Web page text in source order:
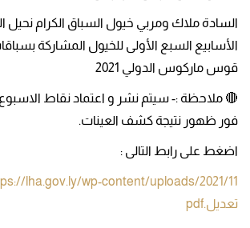
السادة ملاك ومربي خيول السباق الكرام نحيل
الأسابيع السبع الأولى للخيول المشاركة
قوس ماركوس الدولي 2021
🔴 ملاحظة :- سيتم نشر و اعتماد نقاط الاسبوع
فور ظهور نتيجة كشف العينات.
اضغط على رابط التالى :
تعديل.pdf